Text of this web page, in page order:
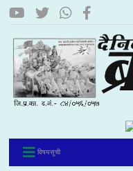
विषयसूची